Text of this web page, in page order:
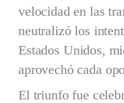
velocidad en las
neutralizó los
Estados Unidos,
aprovechó cada
El triunfo fue